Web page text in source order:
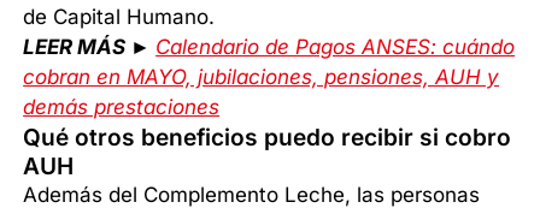
de Capital Humano.
LEER MÁS ► Calendario de Pagos ANSES: cuándo
cobran en MAYO, jubilaciones, pensiones, AUH y
demás prestaciones
Qué otros beneficios puedo recibir si cobro
AUH
Además del Complemento Leche, las personas